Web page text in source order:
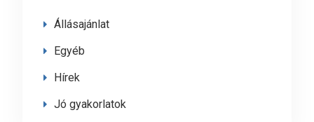
Állásajánlat
Egyéb
Hírek
Jó gyakorlatok